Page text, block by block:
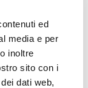
ed
media e per
inoltre
sito con i
dati web,